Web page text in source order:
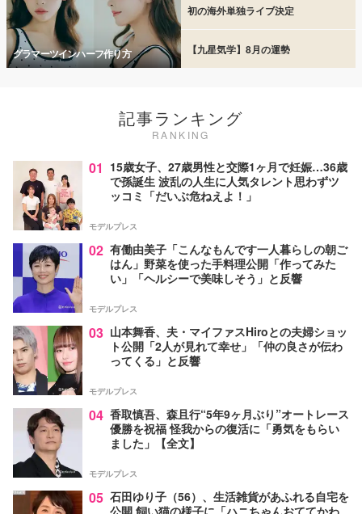
グラマーツインハーフ作り方
初の海外単独ライブ決定
【九星気学】8月の運勢
記事ランキング
RANKING
01 15歳女子、27歳男性と交際1ヶ月で妊娠…36歳
で孫誕生 波乱の人生に人気タレント思わずツ
ッコミ「だいぶ危ねえよ！」
モデルプレス
02 有働由美子「こんなもんです一人暮らしの朝ご
はん」野菜を使った手料理公開「作ってみた
い」「ヘルシーで美味しそう」と反響
モデルプレス
03 山本舞香、夫・マイファスHiroとの夫婦ショッ
ト公開「2人が見れて幸せ」「仲の良さが伝わ
ってくる」と反響
モデルプレス
04 香取慎吾、森且行“5年9ヶ月ぶり”オートレース
優勝を祝福 怪我からの復活に「勇気をもらい
ました」【全文】
モデルプレス
05 石田ゆり子（56）、生活雑貨があふれる自宅を
公開 飼い猫の様子に「ハニちゃんおててかわ